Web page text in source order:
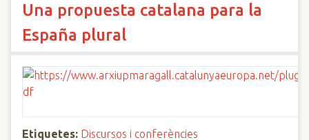
Una propuesta catalana para la
España plural
Etiquetes: Discursos i conferències